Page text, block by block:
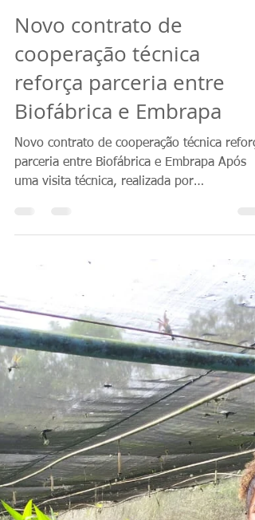
Comunicação Biofábrica
17 de abr. de 2023
3 min de leitura
reforça parceria entre
Biofábrica e Embrapa
Novo contrato de cooperação técnica
parceria entre Biofábrica e Embrapa Após
uma visita técnica, realizada por
pesquisadores da...